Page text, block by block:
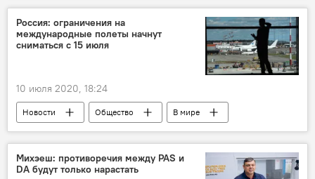
Россия: ограничения на
международные полеты начнут
сниматься с 15 июля
10 июля 2020, 18:24
Новости Общество
В мире
Россия
Коронавирус
Михэеш: противоречия между PAS и
DA будут только нарастать